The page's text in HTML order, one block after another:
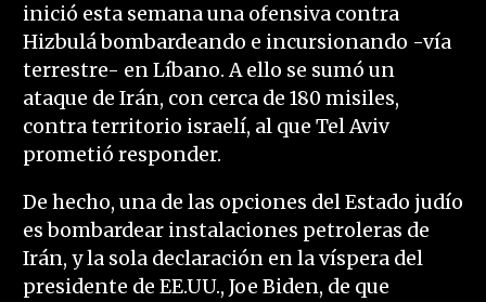
inició esta semana una ofensiva contra
Hizbulá bombardeando e incursionando -vía
terrestre- en Líbano. A ello se sumó un
ataque de Irán, con cerca de 180 misiles,
contra territorio israelí, al que Tel Aviv
prometió responder.
De hecho, una de las opciones del Estado judío
es bombardear instalaciones petroleras de
Irán, y la sola declaración en la víspera del
presidente de EE.UU., Joe Biden, de que